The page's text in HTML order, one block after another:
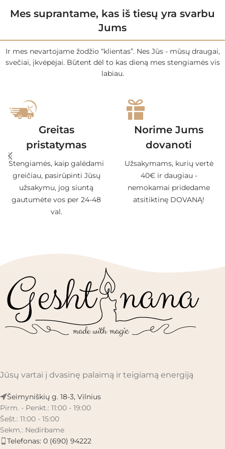
Mes suprantame, kas iš tiesų yra svarbu
Jums
Ir mes nevartojame žodžio “klientas”. Nes Jūs - mūsų draugai,
svečiai, įkvėpėjai. Būtent dėl to kas dieną mes stengiamės vis
labiau.
Greitas
pristatymas
Stengiamės, kaip galėdami
greičiau, pasirūpinti Jūsų
užsakymu, jog siuntą
gautumėte vos per 24-48
val.
Norime Jums
dovanoti
Užsakymams, kurių vertė
40€ ir daugiau -
nemokamai pridedame
atsitiktinę DOVANĄ!
Jūsų vartai į dvasinę palaimą ir teigiamą energiją
Šeimyniškių g. 18-3, Vilnius
Pirm. - Penkt.: 11:00 - 19:00
Šešt.: 11:00 - 15:00
Sekm.: Nedirbame
Telefonas: 0 (690) 94222